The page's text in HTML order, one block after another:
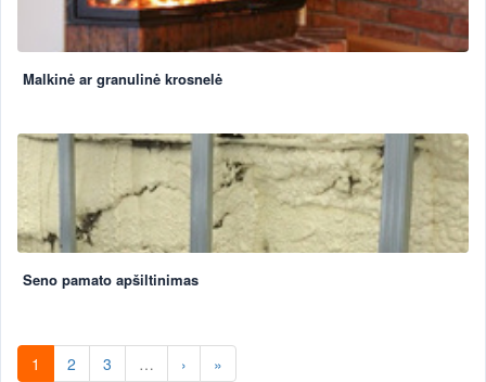
Malkinė ar granulinė krosnelė
Seno pamato apšiltinimas
1 2 3 … › »